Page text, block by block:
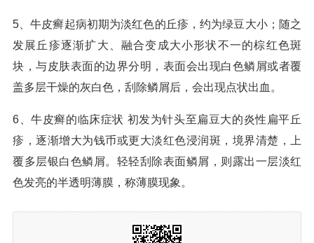
5、牛皮癣起病初期为淡红色的丘疹，约为绿豆大小；随之
发展丘疹逐渐扩大、融合变成大小形状不一的棕红色斑
块，与皮肤表面的边界分明，表面会出现白色鳞屑或者覆
盖多层干燥的灰白色，刮除鳞屑后，会出现点状出血。
6、牛皮癣的临床症状 初发为针头至扁豆大的炎性扁平丘
疹，逐渐增大为钱币或更大淡红色浸润斑，境界清楚，上
覆多层银白色鳞屑。轻轻刮除表面鳞屑，则露出一层淡红
色发亮的半透明薄膜，称薄膜现象。